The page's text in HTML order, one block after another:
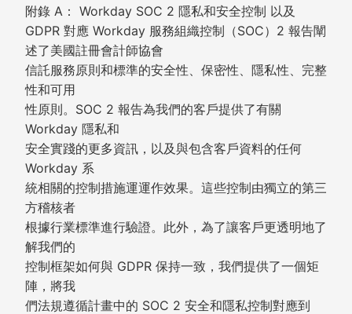
附錄 A： Workday SOC 2 隱私和安全控制 以及
GDPR 對應 Workday 服務組織控制（SOC）2 報告闡
述了美國註冊會計師協會
信託服務原則和標準的安全性、保密性、隱私性、完整
性和可用
性原則。SOC 2 報告為我們的客戶提供了有關
Workday 隱私和
安全實踐的更多資訊，以及與包含客戶資料的任何
Workday 系
統相關的控制措施運運作效果。這些控制由獨立的第三
方稽核者
根據行業標準進行驗證。此外，為了讓客戶更透明地了
解我們的
控制框架如何與 GDPR 保持一致，我們提供了一個矩
陣，將我
們法規遵循計畫中的 SOC 2 安全和隱私控制對應到